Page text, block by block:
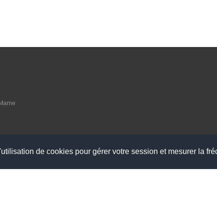
de cookies pour gérer votre session et mesurer la